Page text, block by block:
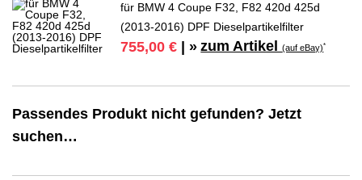
für BMW 4 Coupe F32, F82 420d 425d
(2013-2016) DPF Dieselpartikelfilter
755,00 € | » zum Artikel(auf eBay)*
Passendes Produkt nicht gefunden? Jetzt
suchen…